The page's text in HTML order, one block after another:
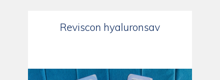
Reviscon hyaluronsav